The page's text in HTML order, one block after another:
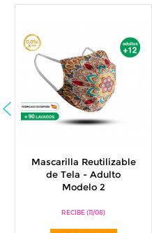
Mascarilla Reutilizable
de Tela - Adulto
Modelo 2
RECIBE (11/08)